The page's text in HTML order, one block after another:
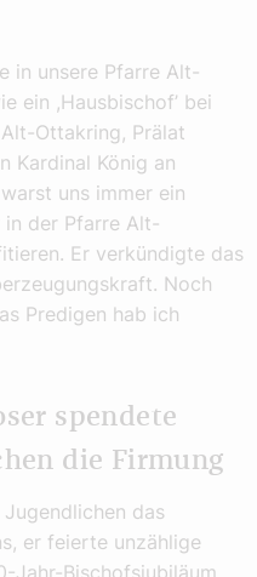
in unsere Pfarre Alt-
ein ,Hausbischof’ bei
Ottakring, Prälat
Kardinal König an
uns immer ein
in der Pfarre Alt-
Er verkündigte das
Noch
Predigen hab ich
spendete
die Firmung
das
er feierte unzählige